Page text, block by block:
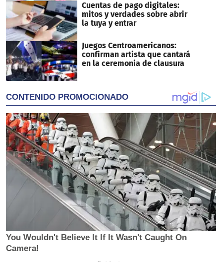
Cuentas de pago digitales:
mitos y verdades sobre abrir
la tuya y entrar
Juegos Centroamericanos:
confirman artista que cantará
en la ceremonia de clausura